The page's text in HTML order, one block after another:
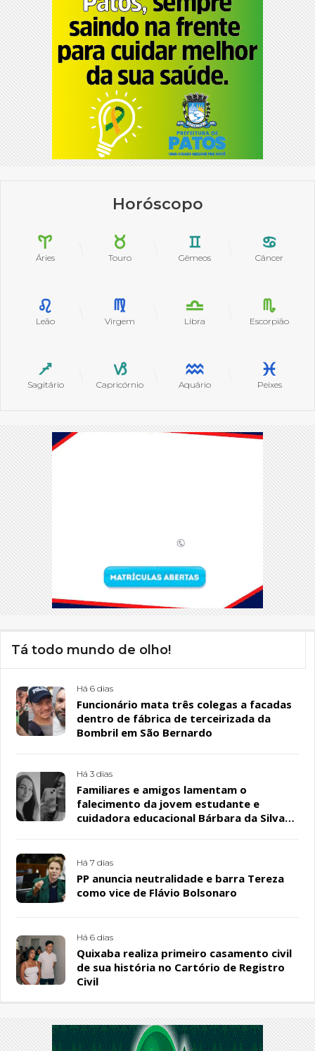
Horóscopo
Áries Touro Gêmeos Câncer
Leão Virgem Libra Escorpião
Sagitário Capricórnio Aquário Peixes
Tá todo mundo de olho!
Há 6 dias
Funcionário mata três colegas a facadas
dentro de fábrica de terceirizada da
Bombril em São Bernardo
Há 3 dias
Familiares e amigos lamentam o
falecimento da jovem estudante e
cuidadora educacional Bárbara da Silva
Há 7 dias
PP anuncia neutralidade e barra Tereza
como vice de Flávio Bolsonaro
Há 6 dias
Quixaba realiza primeiro casamento civil
de sua história no Cartório de Registro
Civil